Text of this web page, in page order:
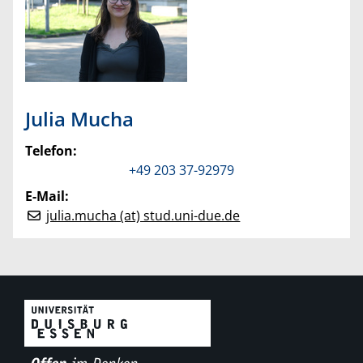
Julia Mucha
Telefon:
+49 203 37-92979
E-Mail:
julia.mucha (at) stud.uni-due.de